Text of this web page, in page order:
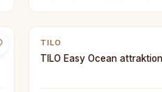
TILO
TILO Easy Ocean